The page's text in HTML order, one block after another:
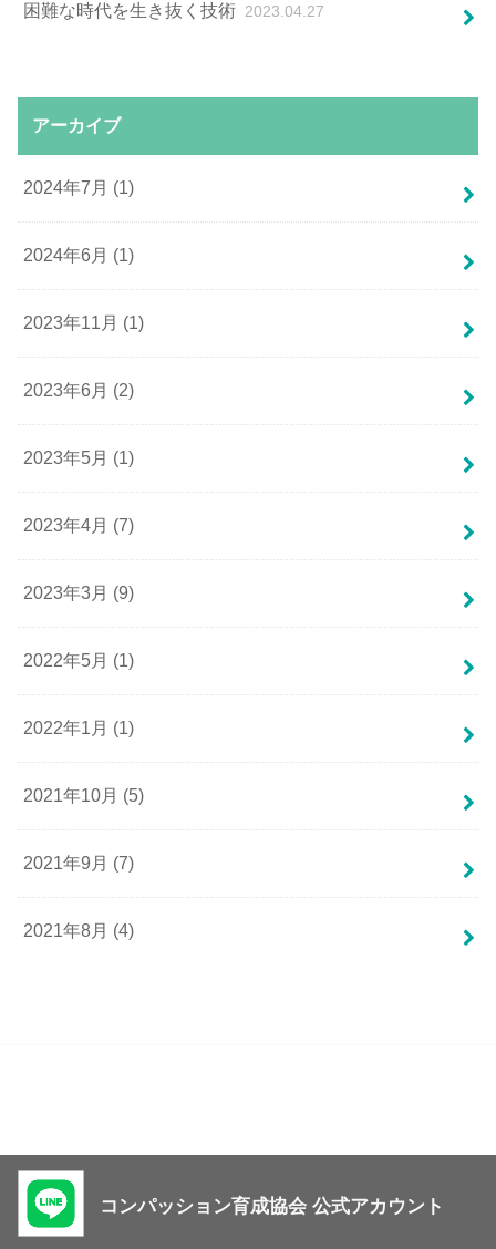
困難な時代を生き抜く技術 2023.04.27
アーカイブ
2024年7月 (1)
2024年6月 (1)
2023年11月 (1)
2023年6月 (2)
2023年5月 (1)
2023年4月 (7)
2023年3月 (9)
2022年5月 (1)
2022年1月 (1)
2021年10月 (5)
2021年9月 (7)
2021年8月 (4)
コンパッション育成協会 公式アカウント